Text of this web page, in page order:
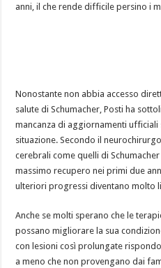
anni, il che rende difficile persino i
Nonostante non abbia accesso
salute di Schumacher, Posti ha
mancanza di aggiornamenti
situazione. Secondo il
cerebrali come quelli di
massimo recupero nei primi due
ulteriori progressi diventano molto
Anche se molti sperano che le
possano migliorare la sua
con lesioni così prolungate
a meno che non provengano dai